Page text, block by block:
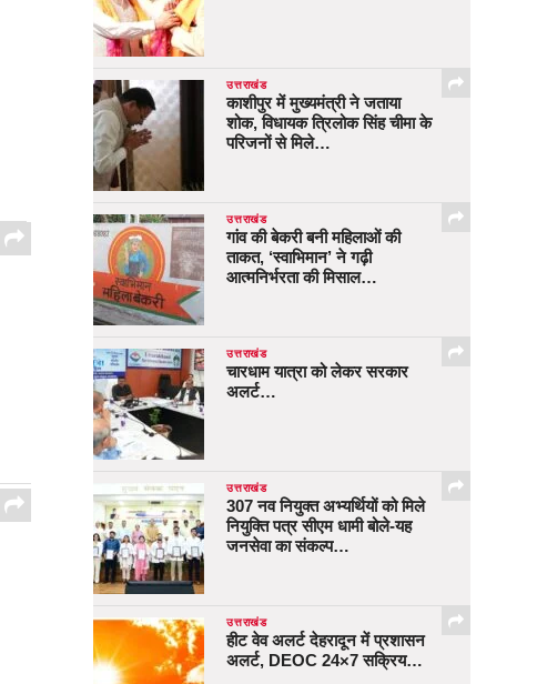
उत्तराखंड
काशीपुर में मुख्यमंत्री ने जताया
शोक, विधायक त्रिलोक सिंह चीमा के
परिजनों से मिले…
उत्तराखंड
गांव की बेकरी बनी महिलाओं की
ताकत, ‘स्वाभिमान’ ने गढ़ी
आत्मनिर्भरता की मिसाल…
उत्तराखंड
चारधाम यात्रा को लेकर सरकार
अलर्ट…
उत्तराखंड
307 नव नियुक्त अभ्यर्थियों को मिले
नियुक्ति पत्र सीएम धामी बोले-यह
जनसेवा का संकल्प…
उत्तराखंड
हीट वेव अलर्ट देहरादून में प्रशासन
अलर्ट, DEOC 24×7 सक्रिय…